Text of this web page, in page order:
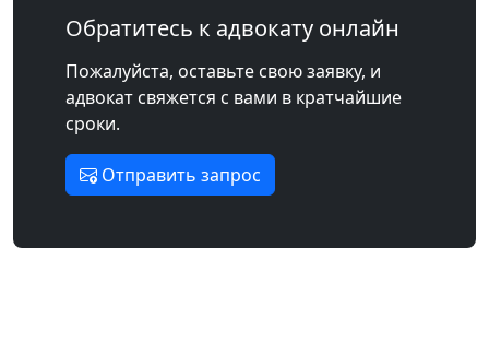
Обратитесь к адвокату онлайн
Пожалуйста, оставьте свою заявку, и
адвокат свяжется с вами в кратчайшие
сроки.
Отправить запрос